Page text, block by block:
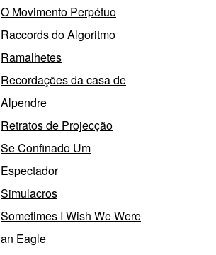
O Movimento Perpétuo
Raccords do Algoritmo
Ramalhetes
Recordações da casa de
Alpendre
Retratos de Projecção
Se Confinado Um
Espectador
Simulacros
Sometimes I Wish We Were
an Eagle